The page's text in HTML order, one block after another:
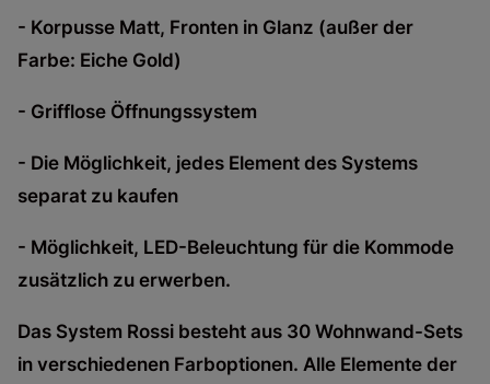
- Korpusse Matt, Fronten in Glanz (außer der
Farbe: Eiche Gold)
- Grifflose Öffnungssystem
- Die Möglichkeit, jedes Element des Systems
separat zu kaufen
- Möglichkeit, LED-Beleuchtung für die Kommode
zusätzlich zu erwerben.
Das System Rossi besteht aus 30 Wohnwand-Sets
in verschiedenen Farboptionen. Alle Elemente der